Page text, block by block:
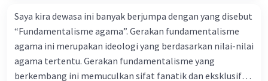
adil dan konsisten bagi semua pihak. Tidak ada yang
boleh berada di atas hukum.
* Media massa yang bertanggung jawab: Media massa
memiliki peran penting dalam membentuk opini publik.
Oleh karena itu, media massa harus menyajikan
35/PUU-XXII/2024 di Gedung MK RI, Jakarta, Selasa (30/7).
Permohonan itu menggugat Pasal 35 Ayat (1) yang
menyatakan tiap pemberi kerja bisa merekrut sendiri
tenaga kerja yang dibutuhkan atau melalui pelaksana
Saya kira dewasa ini banyak berjumpa dengan yang disebut
“Fundamentalisme agama”. Gerakan fundamentalisme
agama ini merupakan ideologi yang berdasarkan nilai-nilai
agama tertentu. Gerakan fundamentalisme yang
berkembang ini memuculkan sifat fanatik dan eksklusif